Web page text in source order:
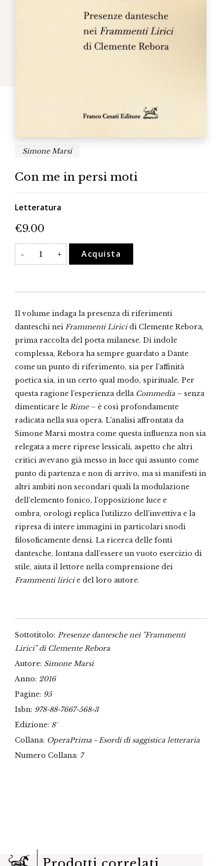
Simone Marsi
Con me in persi moti
Letteratura
€9.00
-
Con
me
in
+ Acquista
Il volume indaga la presenza di riferimenti
danteschi nei Frammenti Lirici di Clemente Rebora,
prima raccolta del poeta milanese. Di indole
complessa, Rebora ha sempre guardato a Dante
come un punto di riferimento, sia per l’affinità
poetica sia, in un certo qual modo, spirituale. Per
questa ragione l’esperienza della Commedia – senza
dimenticare le Rime – è così profondamente
radicata nella sua opera. L’analisi affrontata da
Simone Marsi mostra come questa influenza non sia
relegata a mere riprese lessicali, aspetto che altri
critici avevano già messo in luce qui assunto come
punto di partenza e non di arrivo, ma si manifesti in
altri ambiti non secondari quali la modulazione
dell’elemento fonico, l’opposizione luce e
ombra, orologi replica l’utilizzo dell’invettiva e la
ripresa di intere immagini in particolari snodi
filosoficamente densi. La ricerca delle fonti
dantesche, lontana dall’essere un vuoto esercizio di
stile, aiuta il lettore nella comprensione dei
Frammenti lirici e del loro autore.
Sottotitolo: Presenze dantesche nei "Frammenti
Lirici" di Clemente Rebora
Autore: Simone Marsi
Anno: 2016
Pagine: 95
Isbn: 978-88-7667-568-3
Edizione: 8°
Collana: OperaPrima - Esordi di saggistica letteraria
Numero Collana: 7